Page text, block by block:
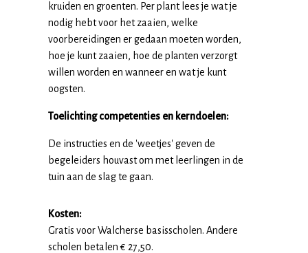
kruiden en groenten. Per plant lees je wat je
nodig hebt voor het zaaien, welke
voorbereidingen er gedaan moeten worden,
hoe je kunt zaaien, hoe de planten verzorgt
willen worden en wanneer en wat je kunt
oogsten.
Toelichting competenties en kerndoelen:
De instructies en de 'weetjes' geven de
begeleiders houvast om met leerlingen in de
tuin aan de slag te gaan.
Kosten:
Gratis voor Walcherse basisscholen. Andere
scholen betalen € 27,50.